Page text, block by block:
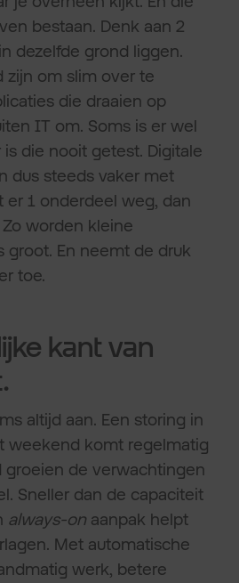
bestaan. Denk aan 2
dezelfde grond liggen.
zijn om slim over te
die draaien op
IT om. Soms is er wel
die nooit getest. Digitale
dus steeds vaker met
er 1 onderdeel weg, dan
worden kleine
groot. En neemt de druk
toe.
kant van
altijd aan. Een storing in
weekend komt regelmatig
groeien de verwachtingen
Sneller dan de capaciteit
always-onaanpak helpt
Met automatische
werk, betere